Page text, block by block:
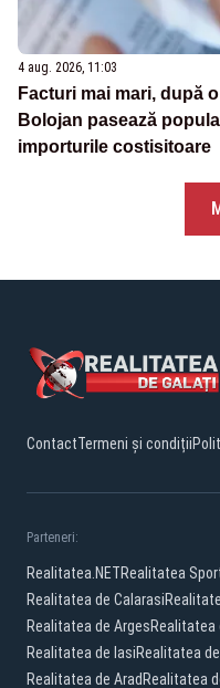
4 aug. 2026, 11:03
Facturi mai mari, după
Bolojan pasează
importurile costisitoare
ContactTermeni și condiții
Parteneri:
Realitatea.NETRealitatea
Realitatea de Calarasi
Realitatea de ArgesRealitatea
Realitatea de IasiRealitatea
Realitatea de Arad Realitatea